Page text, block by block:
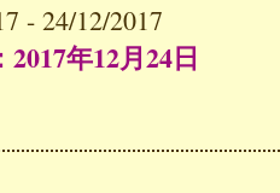
- 24/12/2017
年12月24日